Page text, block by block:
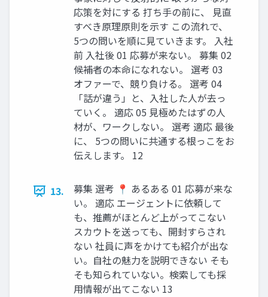
応策を対にする 打ち手の前に、 見直
すべき原理原則を示す この流れで、
5つの問いを順に見ていきます。 入社
前 入社後 01 応募が来ない。 募集 02
候補者の本命になれない。 選考 03
オファーで、競り負ける。 選考 04
「話が違う」と、入社した人が去っ
ていく。 適応 05 見極めたはずの人
材が、ワークしない。 選考 適応 最後
に、 5つの問いに共通する根っこをお
伝えします。 12
13.
募集 選考 📍 あるある 01 応募が来な
い。 適応 エージェントに依頼して
も、推薦がほとんど上がってこない
スカウトを送っても、開封すらされ
ない 社員に声をかけても紹介が出な
い。自社の魅力を説明できない そも
そも知られていない。検索しても採
用情報が出てこない 13